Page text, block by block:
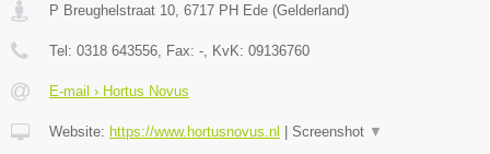
P Breughelstraat 10 6717 PH Ede (Gelderland)
Tel: 0318 643556 , Fax: - , KvK: 09136760
E-mail › Hortus Novus
Website: https://www.hortusnovus.nl Screenshot ▼